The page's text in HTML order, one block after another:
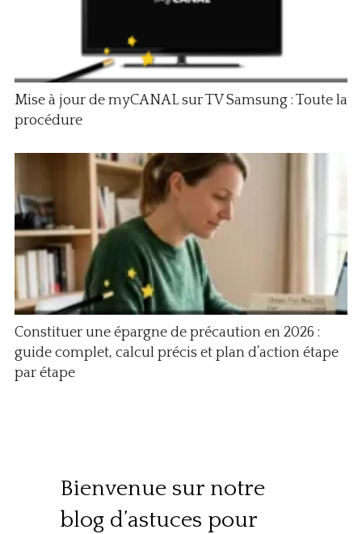
Mise à jour de myCANAL sur TV Samsung : Toute la
procédure
Constituer une épargne de précaution en 2026 :
guide complet, calcul précis et plan d’action étape
par étape
Bienvenue sur notre
blog d’astuces pour